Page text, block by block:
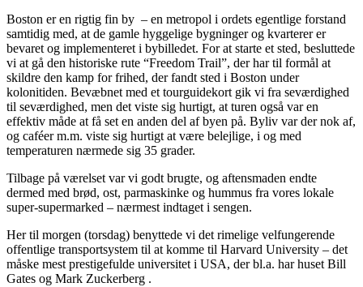
Boston er en rigtig fin by – en metropol i ordets egentlige forstand
samtidig med, at de gamle hyggelige bygninger og kvarterer er
bevaret og implementeret i bybilledet. For at starte et sted, besluttede
vi at gå den historiske rute “Freedom Trail”, der har til formål at
skildre den kamp for frihed, der fandt sted i Boston under
kolonitiden. Bevæbnet med et tourguidekort gik vi fra seværdighed
til seværdighed, men det viste sig hurtigt, at turen også var en
effektiv måde at få set en anden del af byen på. Byliv var der nok af,
og caféer m.m. viste sig hurtigt at være belejlige, i og med
temperaturen nærmede sig 35 grader.
Tilbage på værelset var vi godt brugte, og aftensmaden endte
dermed med brød, ost, parmaskinke og hummus fra vores lokale
super-supermarked – nærmest indtaget i sengen.
Her til morgen (torsdag) benyttede vi det rimelige velfungerende
offentlige transportsystem til at komme til Harvard University – det
måske mest prestigefulde universitet i USA, der bl.a. har huset Bill
Gates og Mark Zuckerberg .